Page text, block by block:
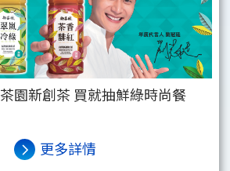
園新創茶 買就抽鮮綠時尚餐
更多詳情